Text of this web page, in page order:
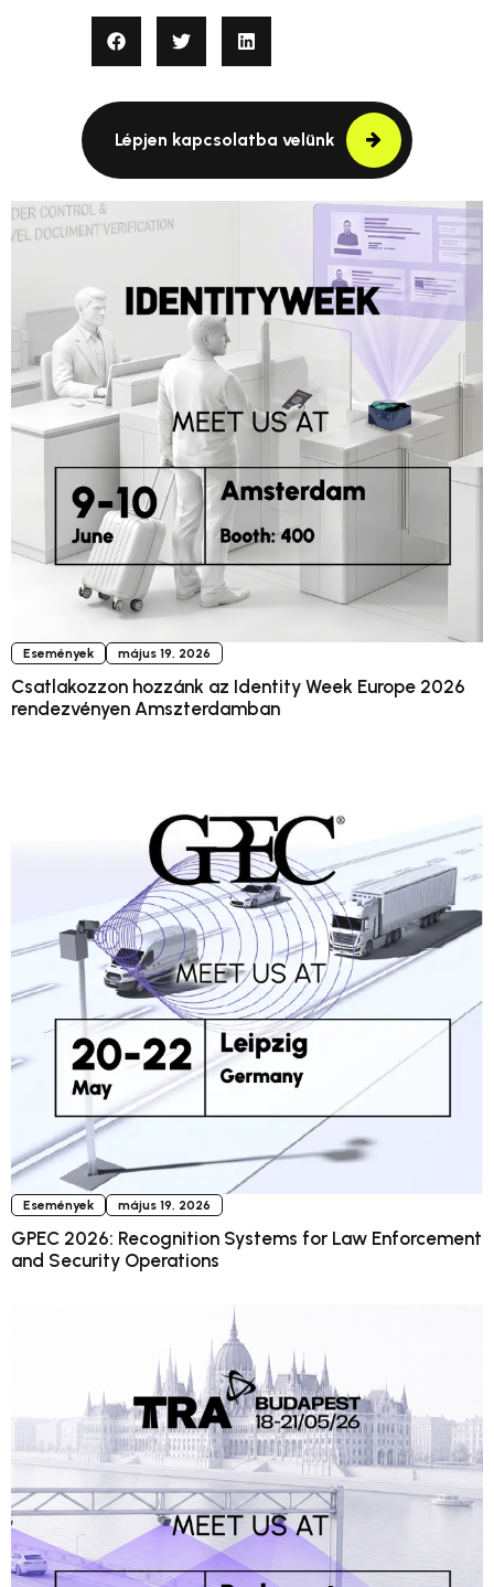
Lépjen kapcsolatba velünk
Események május 19, 2026
Csatlakozzon hozzánk az Identity Week Europe 2026
rendezvényen Amszterdamban
Események május 19, 2026
GPEC 2026: Recognition Systems for Law Enforcement
and Security Operations